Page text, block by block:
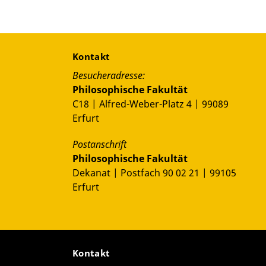
Kontakt
Besucheradresse:
Philosophische Fakultät
C18 | Alfred-Weber-Platz 4 | 99089
Erfurt
Postanschrift
Philosophische Fakultät
Dekanat | Postfach 90 02 21 | 99105
Erfurt
Kontakt